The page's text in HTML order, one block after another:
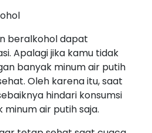
beralkohol dapat
Apalagi jika kamu tidak
banyak minum air putih
Oleh karena itu, saat
hindari konsumsi
air putih saja.